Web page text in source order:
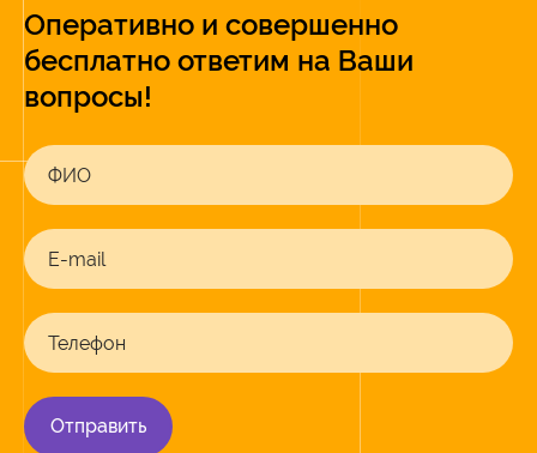
Оперативно и совершенно
бесплатно ответим на Ваши
вопросы!
ФИО
E-mail
Телефон
Отправить